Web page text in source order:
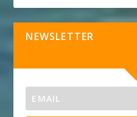
NEWSLETTER